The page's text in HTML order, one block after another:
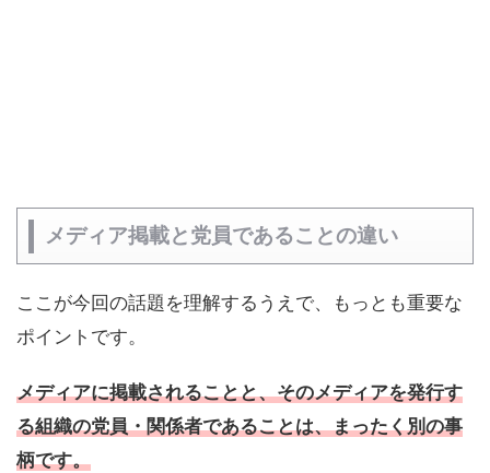
メディア掲載と党員であることの違い
ここが今回の話題を理解するうえで、もっとも重要な
ポイントです。
メディアに掲載されることと、そのメディアを発行す
る組織の党員・関係者であることは、まったく別の事
柄です。